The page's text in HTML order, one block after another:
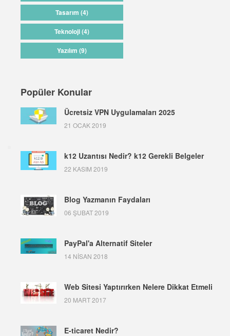
Tasarım (4)
Teknoloji (4)
Yazılım (9)
Popüler Konular
Ücretsiz VPN Uygulamaları 2025
21 OCAK 2019
k12 Uzantısı Nedir? k12 Gerekli Belgeler
22 KASIM 2019
Blog Yazmanın Faydaları
06 ŞUBAT 2019
PayPal'a Alternatif Siteler
14 NISAN 2018
Web Sitesi Yaptırırken Nelere Dikkat Etmeli
20 MART 2017
E-ticaret Nedir?